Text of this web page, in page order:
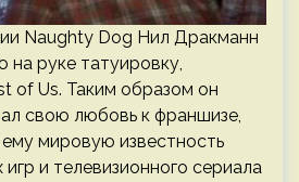
Naughty Dog Нил Дракманн
на руке татуировку,
of Us. Таким образом он
свою любовь к франшизе,
мировую известность
и телевизионного сериала